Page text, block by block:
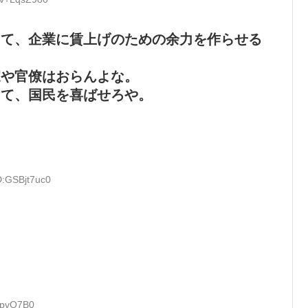
、企業に賃上げのための余力を作らせる
官僚はおらんよな。
、国民を喜ばせろや。